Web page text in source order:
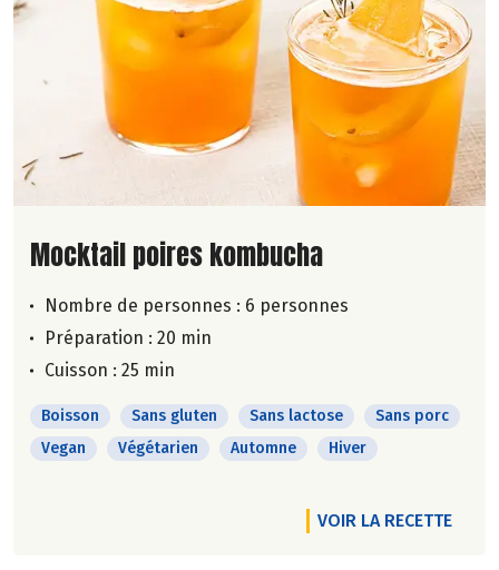
Lire la suite de la recette
Mocktail poires kombucha
Nombre de personnes : 6 personnes
Préparation : 20 min
Cuisson : 25 min
Boisson Sans gluten Sans lactose
Sans porc
Vegan
Végétarien Automne Hiver
VOIR LA RECETTE